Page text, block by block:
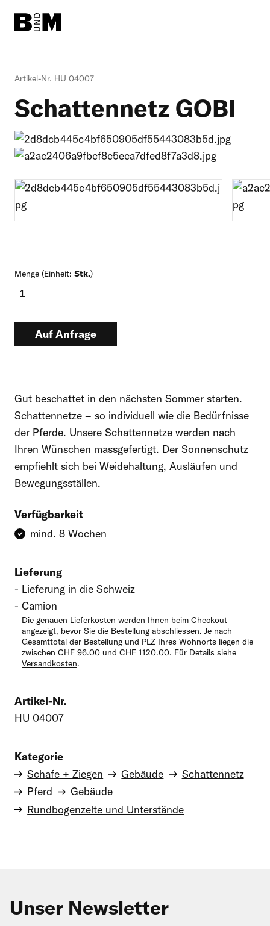
Inhalt
Rind
Pferd
Einstreu
Schafe + Ziegen
Informationen
Artikel-Nr. HU 04007
Schattennetz GOBI
Menge (Einheit: Stk.)
Auf Anfrage
Nehmen Sie bitte mit uns Kontakt auf,
um den Preis und die Lieferbedingungen
anzufragen.
Rufen Sie uns direkt an:
Mo bis Fr, 8 – 12 und 13 – 17 Uhr
Felder mit einem * sind erforderlich
Vorname
Nachname
E-Mail-Adresse
Telefon
Gut beschattet in den nächsten Sommer starten.
Schattennetze – so individuell wie die Bedürfnisse
der Pferde. Unsere Schattennetze werden nach
Ihren Wünschen massgefertigt. Der Sonnenschutz
empfiehlt sich bei Weidehaltung, Ausläufen und
Bewegungsställen.
Verfügbarkeit
mind. 8 Wochen
Lieferung
Lieferung in die Schweiz
Camion
Die genauen Lieferkosten werden Ihnen beim Checkout
angezeigt, bevor Sie die Bestellung abschliessen. Je nach
Gesamttotal der Bestellung und PLZ Ihres Wohnorts liegen die
zwischen CHF 96.00 und CHF 1120.00. Für Details siehe
Versandkosten.
Artikel-Nr.
HU 04007
Kategorie
Schafe + Ziegen
Gebäude
Schattennetz
Pferd
Gebäude
Rundbogenzelte und Unterstände
Unser Newsletter